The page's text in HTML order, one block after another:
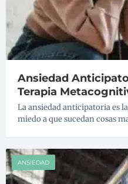
Ansiedad
Terapia
La ansiedad anticipatoria es
miedo a que sucedan cosas
ANSIEDAD